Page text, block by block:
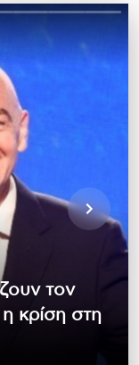
τον
η κρίση στη